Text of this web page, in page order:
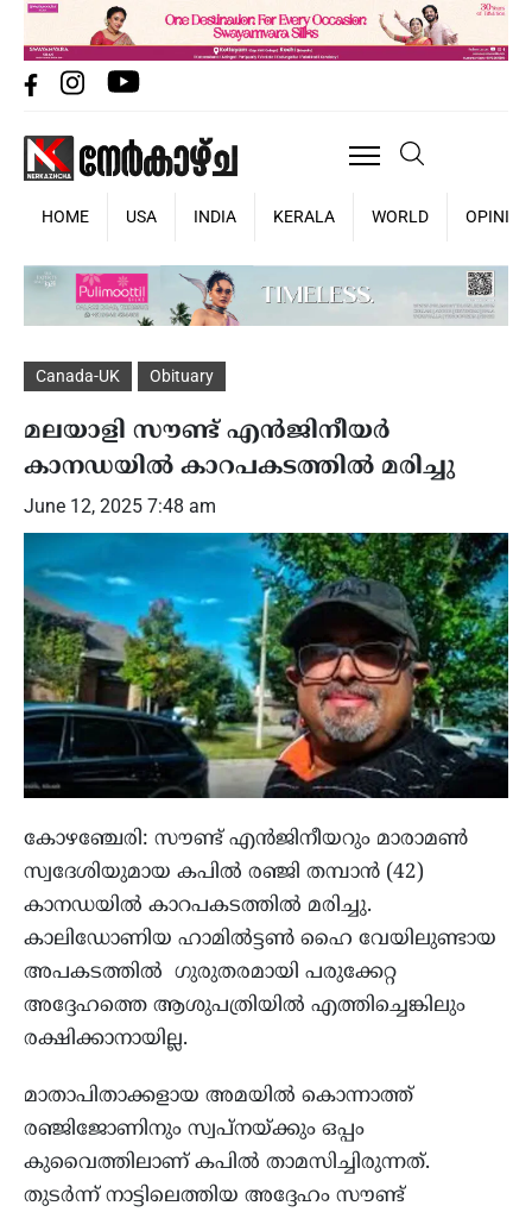
HOME USA INDIA KERALA WORLD OPINION
Canada-UK Obituary
മലയാളി സൗണ്ട് എൻജിനീയർ
കാനഡയിൽ കാറപകടത്തിൽ മരിച്ചു
June 12, 2025 7:48 am
കോഴഞ്ചേരി: സൗണ്ട് എൻജിനീയറും മാരാമൺ
സ്വദേശിയുമായ കപിൽ രഞ്ജി തമ്പാൻ (42)
കാനഡയിൽ കാറപകടത്തിൽ മരിച്ചു.
കാലിഡോണിയ ഹാമിൽട്ടൺ ഹൈ വേയിലുണ്ടായ
അപകടത്തിൽ ഗുരുതരമായി പരുക്കേറ്റ
അദ്ദേഹത്തെ ആശുപത്രിയിൽ എത്തിച്ചെങ്കിലും
രക്ഷിക്കാനായില്ല.
മാതാപിതാക്കളായ അമയിൽ കൊന്നാത്ത്
രഞ്ജിജോണിനും സ്വപ്നയ്ക്കും ഒപ്പം
കുവൈത്തിലാണ് കപിൽ താമസിച്ചിരുന്നത്.
തുടർന്ന് നാട്ടിലെത്തിയ അദ്ദേഹം സൗണ്ട്